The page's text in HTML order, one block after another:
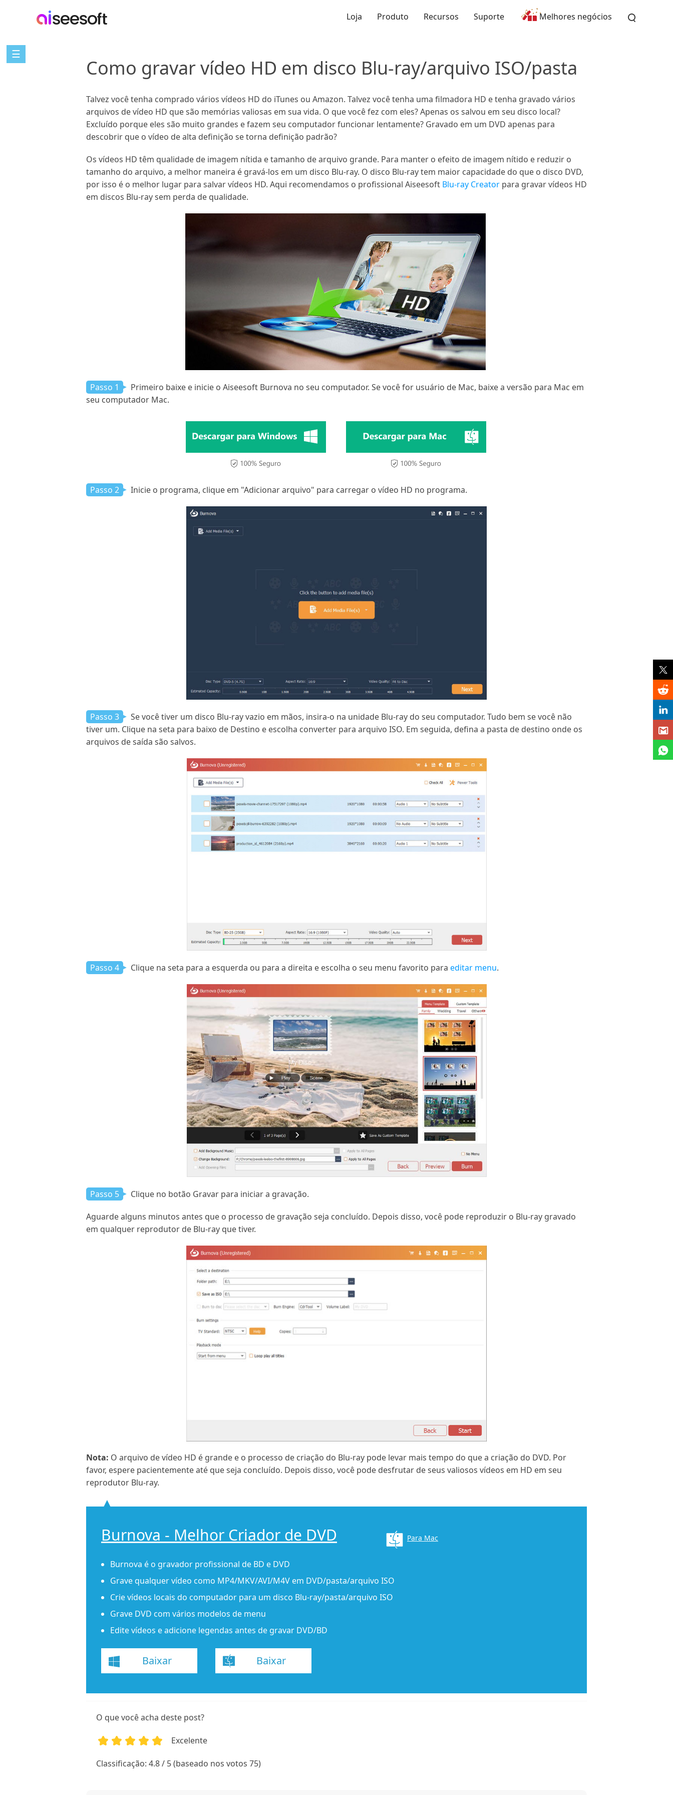
Loja Produto Recursos Suporte Melhores negócios
☰
Como gravar vídeo HD em disco Blu-ray/arquivo ISO/pasta
Talvez você tenha comprado vários vídeos HD do iTunes ou Amazon. Talvez você tenha uma filmadora HD e tenha gravado vários
arquivos de vídeo HD que são memórias valiosas em sua vida. O que você fez com eles? Apenas os salvou em seu disco local?
Excluído porque eles são muito grandes e fazem seu computador funcionar lentamente? Gravado em um DVD apenas para
descobrir que o vídeo de alta definição se torna definição padrão?
Os vídeos HD têm qualidade de imagem nítida e tamanho de arquivo grande. Para manter o efeito de imagem nítido e reduzir o
tamanho do arquivo, a melhor maneira é gravá-los em um disco Blu-ray. O disco Blu-ray tem maior capacidade do que o disco DVD,
por isso é o melhor lugar para salvar vídeos HD. Aqui recomendamos o profissional Aiseesoft Blu-ray Creator para gravar vídeos HD
em discos Blu-ray sem perda de qualidade.
Passo 1
Primeiro baixe e inicie o Aiseesoft Burnova no seu computador. Se você for usuário de Mac, baixe a versão para Mac em
seu computador Mac.
Passo 2 Inicie o programa, clique em "Adicionar arquivo" para carregar o vídeo HD no programa.
Passo 3
Se você tiver um disco Blu-ray vazio em mãos, insira-o na unidade Blu-ray do seu computador. Tudo bem se você não
tiver um. Clique na seta para baixo de Destino e escolha converter para arquivo ISO. Em seguida, defina a pasta de destino onde os
arquivos de saída são salvos.
Passo 4 Clique na seta para a esquerda ou para a direita e escolha o seu menu favorito para editar menu.
Passo 5 Clique no botão Gravar para iniciar a gravação.
Aguarde alguns minutos antes que o processo de gravação seja concluído. Depois disso, você pode reproduzir o Blu-ray gravado
em qualquer reprodutor de Blu-ray que tiver.
Nota: O arquivo de vídeo HD é grande e o processo de criação do Blu-ray pode levar mais tempo do que a criação do DVD. Por
favor, espere pacientemente até que seja concluído. Depois disso, você pode desfrutar de seus valiosos vídeos em HD em seu
reprodutor Blu-ray.
Burnova - Melhor Criador de DVD Para Mac
Burnova é o gravador profissional de BD e DVD
Grave qualquer vídeo como MP4/MKV/AVI/M4V em DVD/pasta/arquivo ISO
Crie vídeos locais do computador para um disco Blu-ray/pasta/arquivo ISO
Grave DVD com vários modelos de menu
Edite vídeos e adicione legendas antes de gravar DVD/BD
Baixar Baixar
O que você acha deste post?
1 4 5
Excelente
Classificação: 4.8 / 5 (baseado nos votos 75)